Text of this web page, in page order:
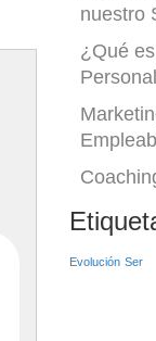
nuestro
¿Qué
Evolución Ser